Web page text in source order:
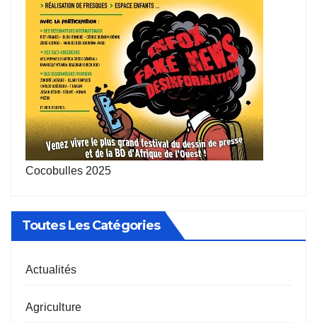
Cocobulles 2025
Toutes Les Catégories
Actualités
Agriculture